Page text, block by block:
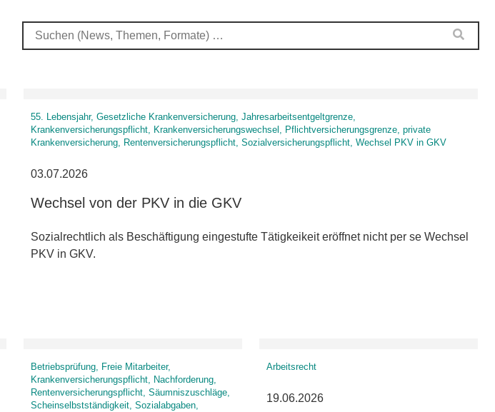
55. Lebensjahr, Gesetzliche Krankenversicherung, Jahresarbeitsentgeltgrenze,
Krankenversicherungspflicht, Krankenversicherungswechsel, Pflichtversicherungsgrenze, private
Krankenversicherung, Rentenversicherungspflicht, Sozialversicherungspflicht, Wechsel PKV in GKV
03.07.2026
Wechsel von der PKV in die GKV
Sozialrechtlich als Beschäftigung eingestufte Tätigkeikeit eröffnet nicht per se Wechsel
PKV in GKV.
Betriebsprüfung, Freie Mitarbeiter,
Krankenversicherungspflicht, Nachforderung,
Rentenversicherungspflicht, Säumniszuschläge,
Scheinselbstständigkeit, Sozialabgaben,
Arbeitsrecht
19.06.2026